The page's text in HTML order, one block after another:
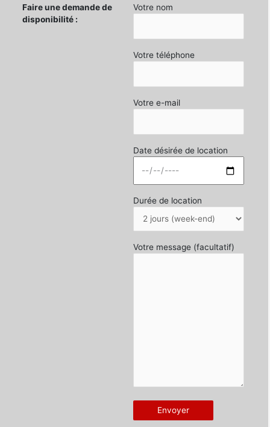
Faire une demande de
disponibilité :
Votre nom
Votre téléphone
Votre e-mail
Date désirée de location
Durée de location
Votre message (facultatif)